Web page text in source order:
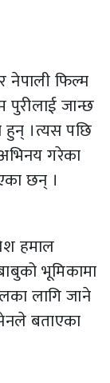
नेपाली फिल्म
पुरीलाई जान्छ
हुन् ।त्यस पछि
गरेका
छन् ।
हमाल
भूमिकामा
लागि जाने
बताएका